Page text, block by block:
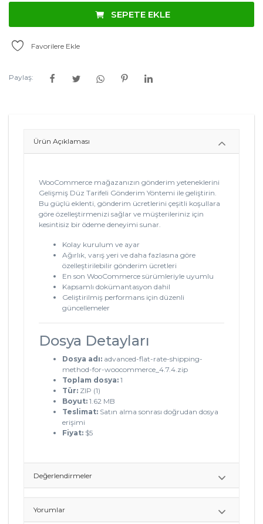
SEPETE EKLE
Favorilere Ekle
Paylaş:
Ürün Açıklaması
WooCommerce mağazanızın gönderim yeteneklerini
Gelişmiş Düz Tarifeli Gönderim Yöntemi ile geliştirin.
Bu güçlü eklenti, gönderim ücretlerini çeşitli koşullara
göre özelleştirmenizi sağlar ve müşterileriniz için
kesintisiz bir ödeme deneyimi sunar.
Kolay kurulum ve ayar
Ağırlık, varış yeri ve daha fazlasına göre
özelleştirilebilir gönderim ücretleri
En son WooCommerce sürümleriyle uyumlu
Kapsamlı dokümantasyon dahil
Geliştirilmiş performans için düzenli
güncellemeler
Dosya Detayları
Dosya adı: advanced-flat-rate-shipping-
method-for-woocommerce_4.7.4.zip
Toplam dosya: 1
Tür: ZIP (1)
Boyut: 1.62 MB
Teslimat: Satın alma sonrası doğrudan dosya
erişimi
Fiyat: $5
Değerlendirmeler
Yorumlar